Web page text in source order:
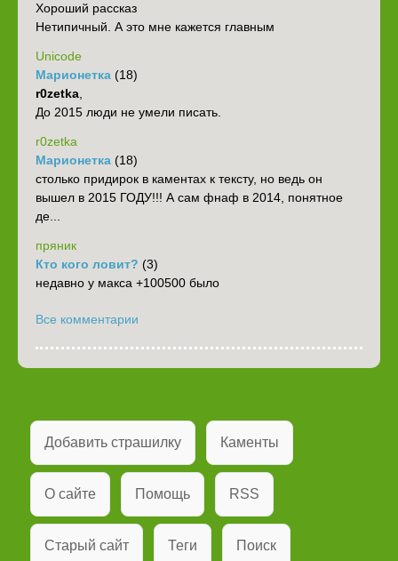
Хороший рассказ
Нетипичный. А это мне кажется главным
Unicode
Марионетка (18)
r0zetka
До 2015 люди не умели писать.
r0zetka
Марионетка (18)
столько придирок в каментах к тексту, но ведь он
вышел в 2015 ГОДУ!!! А сам фнаф в 2014, понятное
де...
пряник
Кто кого ловит? (3)
недавно у макса +100500 было
Все комментарии
Добавить страшилку Каменты
О сайте Помощь RSS
Старый сайт Теги Поиск